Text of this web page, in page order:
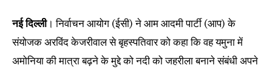
नई दिल्ली। निर्वाचन आयोग (ईसी) ने आम आदमी पार्टी (आप) के
संयोजक अरविंद केजरीवाल से बृहस्पतिवार को कहा कि वह यमुना में
अमोनिया की मात्रा बढ़ने के मुद्दे को नदी को जहरीला बनाने संबंधी अपने